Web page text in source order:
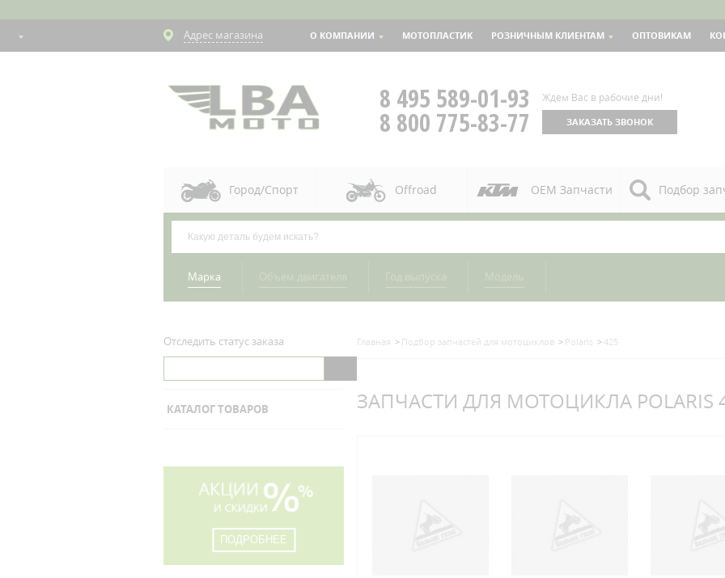
Адрес магазина О КОМПАНИИ МОТОПЛАСТИК РОЗНИЧНЫМ КЛИЕНТАМ ОПТОВИКАМ
8 495 589-01-93
8 800 775-83-77
Ждем Вас в рабочие дни!
ЗАКАЗАТЬ ЗВОНОК
Город/Спорт Offroad OEM Запчасти Подбор
Марка
Отследить статус заказа
КАТАЛОГ ТОВАРОВ
ПОДРОБНЕЕ
Главная Подбор запчастей для мотоциклов Polaris 425
ЗАПЧАСТИ ДЛЯ МОТОЦИКЛА POLARIS